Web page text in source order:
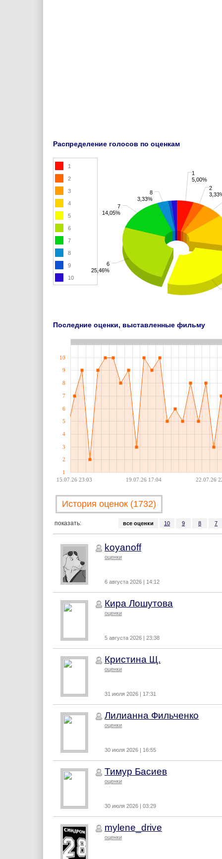
Распределение голосов по оценкам
8
3,33%
7
14,05%
6
25,46%
1
5,00%
2
1
2
3
4
5
6
7
8
9
10
Последние оценки, выставленные фильму
15.07.26 23:03 19.07.26 17:04 22.07.26
1
2
3
4
5
6
7
8
9
10
История оценок (1732)
показать: все оценки 10 9 8 7
koyanoff
оценки
6 августа 2026 | 14:12
Кира Лошутова
оценки
5 августа 2026 | 23:38
Кристина Щ.
оценки
31 июля 2026 | 17:31
Лилианна Фильченко
оценки
30 июля 2026 | 16:55
Тимур Басиев
оценки
30 июля 2026 | 03:29
mylene_drive
оценки